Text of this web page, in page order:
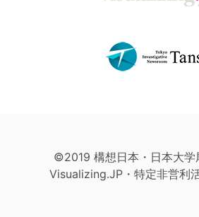
©2019 構想日本・日本大学
Visualizing.JP・特定非営利